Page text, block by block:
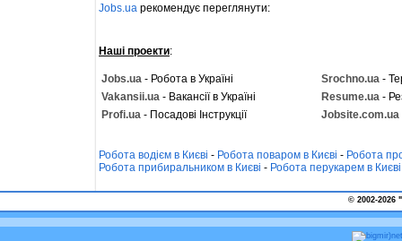
Jobs.ua рекомендує переглянути:
Наші проекти:
Jobs.ua - Робота в Україні Srochno.ua -
Vakansii.ua - Вакансії в Україні Resume.ua -
Profi.ua - Посадові Інструкції Jobsite.com.ua
Робота водієм в Києві - Робота поваром в Києві - Робота
Робота прибиральником в Києві - Робота перукарем в Києві
© 2002-2026